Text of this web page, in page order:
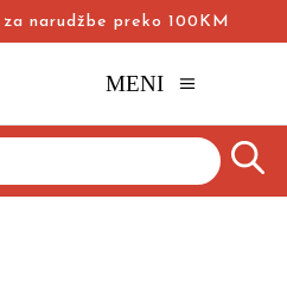
narudžbe preko 100KM
MENI